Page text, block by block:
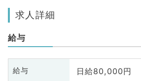
求人詳細
給与
給与 日給80,000円